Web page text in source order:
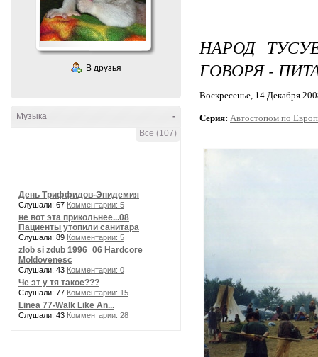
В друзья
-
Музыка
Все (107)
День Триффидов-Эпидемия
Слушали: 67 Комментарии: 5
не вот эта прикольнее...08
Пациенты утопили санитара
Слушали: 89 Комментарии: 5
zlob si zdub 1996_06 Hardcore
Moldovenesc
Слушали: 43 Комментарии: 0
Че эт у тя такое???
Слушали: 77 Комментарии: 15
Linea 77-Walk Like An...
Слушали: 43 Комментарии: 28
НАРОД
ГОВОРЯ -
Воскресенье, 14 Декабря
Серия: Автостопом по